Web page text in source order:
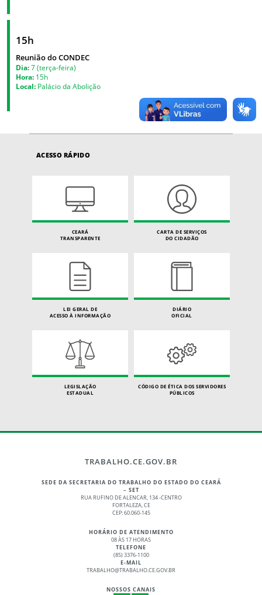
15h
Reunião do CONDEC
Dia:7 (terça-feira)
Hora: 15h
Local: Palácio da Abolição
ACESSO RÁPIDO
CEARÁ
TRANSPARENTE
CARTA DE SERVIÇOS
DO CIDADÃO
LEI GERAL DE
ACESSO À INFORMAÇÃO
DIÁRIO
OFICIAL
LEGISLAÇÃO
ESTADUAL
CÓDIGO DE ÉTICA DOS SERVIDORES
PÚBLICOS
TRABALHO.CE.GOV.BR
SEDE DA SECRETARIA DO TRABALHO DO ESTADO DO CEARÁ
– SET
RUA RUFINO DE ALENCAR, 134 -CENTRO
FORTALEZA, CE
CEP: 60.060-145
HORÁRIO DE ATENDIMENTO
08 ÀS 17 HORAS
TELEFONE
(85) 3376-1100
E-MAIL
TRABALHO@TRABALHO.CE.GOV.BR
NOSSOS CANAIS